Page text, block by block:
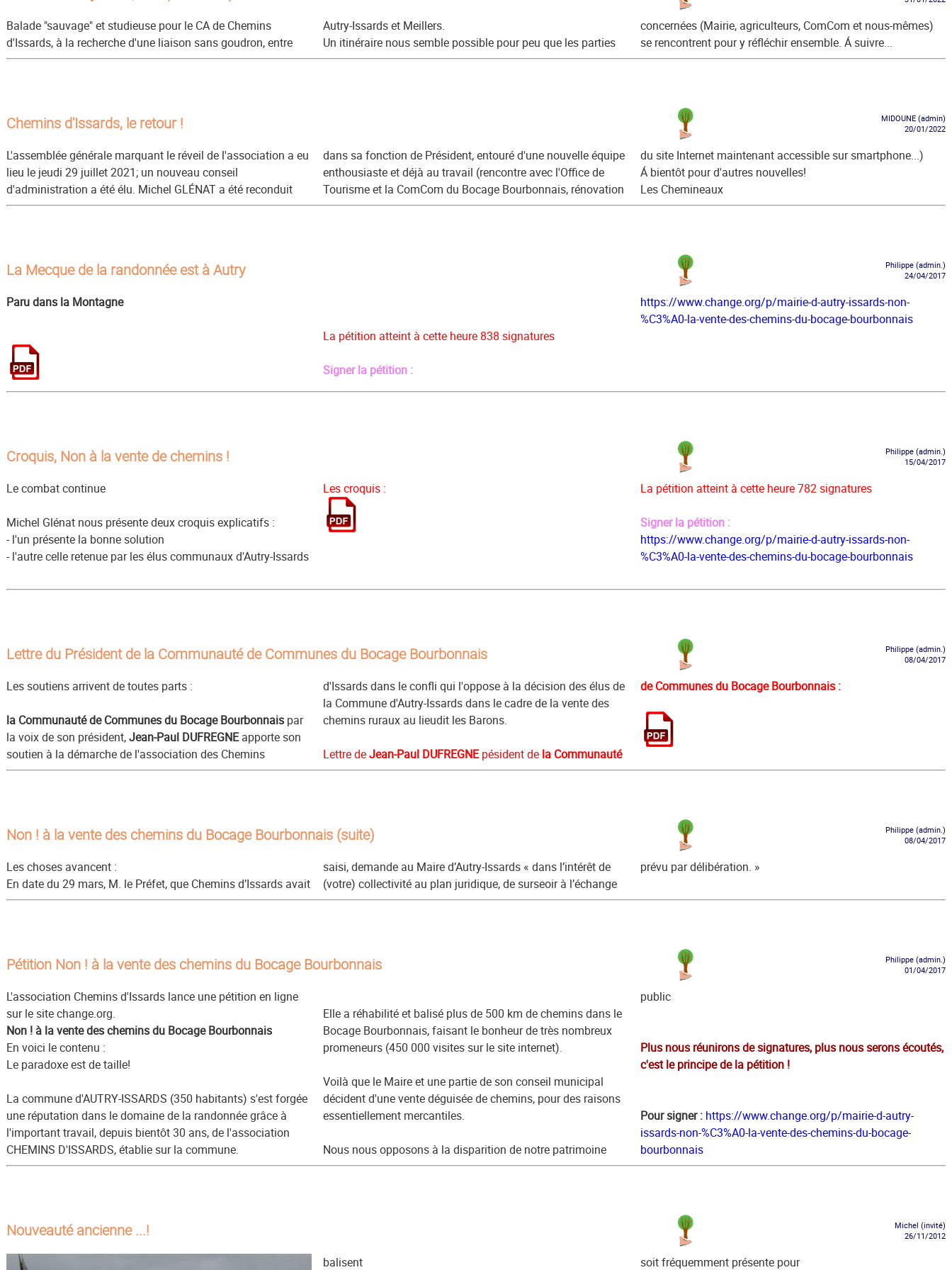
Balade "sauvage" et studieuse pour le CA de Chemins
d'Issards, à la recherche d'une liaison sans goudron, entre
Autry-Issards et Meillers.
Un itinéraire nous semble possible pour peu que les parties
concernées (Mairie, agriculteurs, ComCom et nous-mêmes)
se rencontrent pour y réfléchir ensemble. Á suivre...
Chemins d'Issards, le retour !
MIDOUNE (admin)
20/01/2022
L'assemblée générale marquant le réveil de l'association a eu
lieu le jeudi 29 juillet 2021; un nouveau conseil
d'administration a été élu. Michel GLÉNAT a été reconduit
dans sa fonction de Président, entouré d'une nouvelle équipe
enthousiaste et déjà au travail (rencontre avec l'Office de
Tourisme et la ComCom du Bocage Bourbonnais, rénovation
du site Internet maintenant accessible sur smartphone...)
Á bientôt pour d'autres nouvelles!
Les Chemineaux
La Mecque de la randonnée est à Autry
Philippe (admin.)
24/04/2017
Paru dans la Montagne
La pétition atteint à cette heure 838 signatures
Signer la pétition :
https://www.change.org/p/mairie-d-autry-issards-non-
%C3%A0-la-vente-des-chemins-du-bocage-bourbonnais
Croquis, Non à la vente de chemins !
Philippe (admin.)
15/04/2017
Le combat continue
Michel Glénat nous présente deux croquis explicatifs :
- l'un présente la bonne solution
- l'autre celle retenue par les élus communaux d'Autry-Issards
Les croquis : La pétition atteint à cette heure 782 signatures
Signer la pétition :
https://www.change.org/p/mairie-d-autry-issards-non-
%C3%A0-la-vente-des-chemins-du-bocage-bourbonnais
Lettre du Président de la Communauté de Communes du Bocage Bourbonnais
Philippe (admin.)
08/04/2017
Les soutiens arrivent de toutes parts :
la Communauté de Communes du Bocage Bourbonnais par
la voix de son président,Jean-Paul DUFREGNEapporte son
soutien à la démarche de l'association des Chemins
d'Issards dans le confli qui l'oppose à la décision des élus de
la Commune d'Autry-Issards dans le cadre de la vente des
chemins ruraux au lieudit les Barons.
Lettre deJean-Paul DUFREGNE pésident de la Communauté
de Communes du Bocage Bourbonnais :
Non ! à la vente des chemins du Bocage Bourbonnais (suite)
Philippe (admin.)
08/04/2017
Les choses avancent :
En date du 29 mars, M. le Préfet, que Chemins d’Issards avait
saisi, demande au Maire d’Autry-Issards « dans l’intérêt de
(votre) collectivité au plan juridique, de surseoir à l’échange
prévu par délibération. »
Pétition Non ! à la vente des chemins du Bocage Bourbonnais
Philippe (admin.)
01/04/2017
L'association Chemins d'Issards lance une pétition en ligne
sur le site change.org.
Non ! à la vente des chemins du Bocage Bourbonnais
En voici le contenu :
Le paradoxe est de taille!
La commune d'AUTRY-ISSARDS (350 habitants) s'est forgée
une réputation dans le domaine de la randonnée grâce à
l'important travail, depuis bientôt 30 ans, de l'association
CHEMINS D'ISSARDS, établie sur la commune.
Elle a réhabilité et balisé plus de 500 km de chemins dans le
Bocage Bourbonnais, faisant le bonheur de très nombreux
promeneurs (450 000 visites sur le site internet).
Voilà que le Maire et une partie de son conseil municipal
décident d'une vente déguisée de chemins, pour des raisons
essentiellement mercantiles.
Nous nous opposons à la disparition de notre patrimoine
public
Plus nous réunirons de signatures, plus nous serons écoutés,
c'est le principe de la pétition !
Pour signer : https://www.change.org/p/mairie-d-autry-
issards-non-%C3%A0-la-vente-des-chemins-du-bocage-
bourbonnais
Nouveauté ancienne ...!
Michel (invité)
26/11/2012
balisent soit fréquemment présente pour